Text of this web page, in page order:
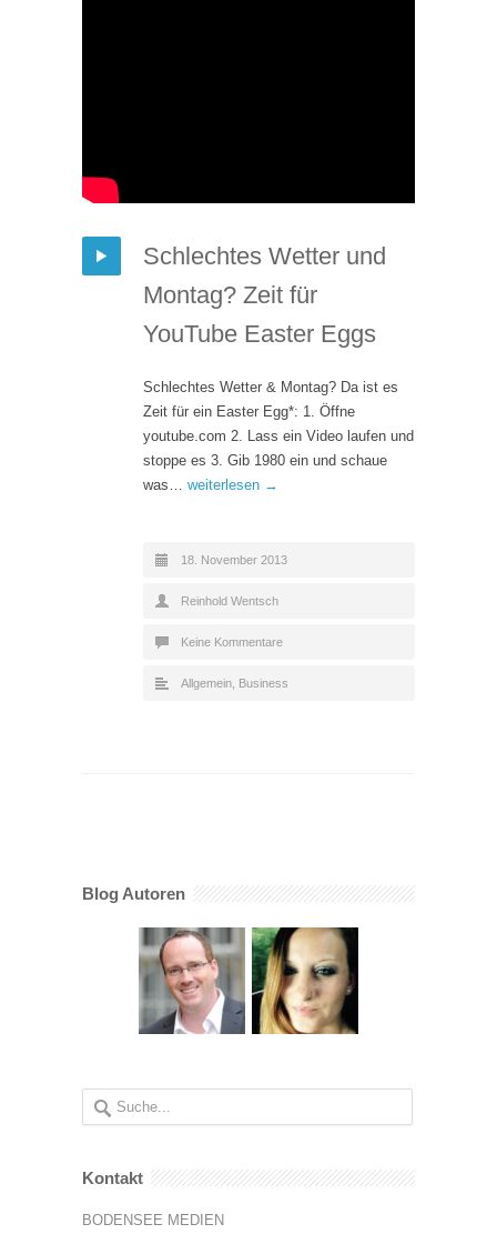
Schlechtes Wetter und
Montag? Zeit für
YouTube Easter Eggs
Schlechtes Wetter & Montag? Da ist es
Zeit für ein Easter Egg*: 1. Öffne
youtube.com 2. Lass ein Video laufen und
stoppe es 3. Gib 1980 ein und schaue
was… weiterlesen →
18. November 2013
Reinhold Wentsch
Keine Kommentare
Allgemein Business
Blog Autoren
Kontakt
BODENSEE MEDIEN